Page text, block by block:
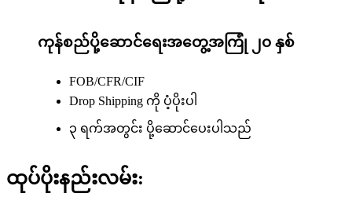
ကုန်စည်ပို့ဆောင်ရေးအတွေ့အကြုံ ၂၀ နှစ်
FOB/CFR/CIF
Drop Shipping ကို ပံ့ပိုးပါ
၃ ရက်အတွင်း ပို့ဆောင်ပေးပါသည်
ထုပ်ပိုးနည်းလမ်း: